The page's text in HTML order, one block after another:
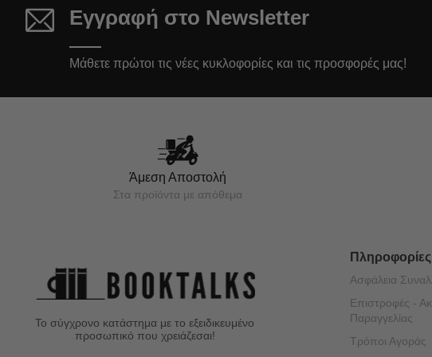
Εγγραφή στο Newsletter
Μάθετε πρώτοι τις νέες κυκλοφορίες και τις προσφορές μας!
Άμεση Αποστολή
Στα προϊόντα με απόθεμα
Το σύγχρονο κατάστημα με το εξειδικευμένο
προσωπικό που χρειάζεσαι!
Πληροφορίες
Ασφάλεια
Επιστροφές -
Παραγγελίας
Τρόποι Αγοράς